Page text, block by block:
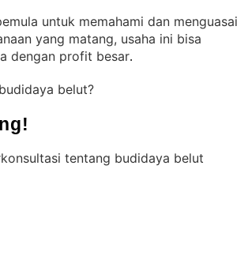
untuk memahami dan menguasai
yang matang, usaha ini bisa
dengan profit besar.
belut?
tentang budidaya belut